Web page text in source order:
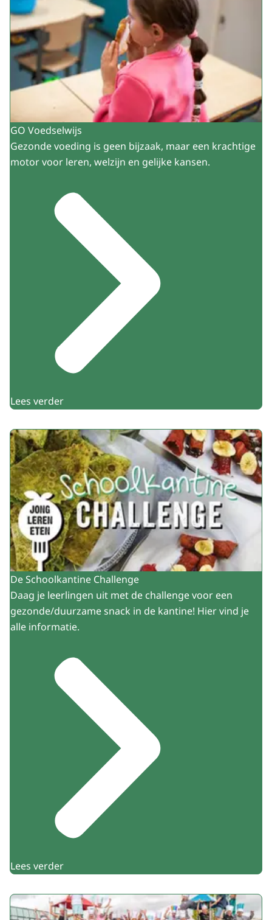
GO Voedselwijs
Gezonde voeding is geen bijzaak, maar een krachtige
motor voor leren, welzijn en gelijke kansen.
Lees verder
De Schoolkantine Challenge
Daag je leerlingen uit met de challenge voor een
gezonde/duurzame snack in de kantine! Hier vind je
alle informatie.
Lees verder